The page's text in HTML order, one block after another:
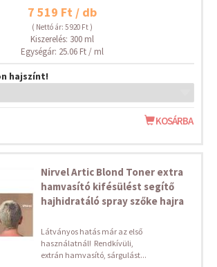
7 519 Ft / db
( Nettó ár: 5 920 Ft )
Kiszerelés: 300 ml
Egységár: 25.06 Ft / ml
hajszínt!
KOSÁRBA
Nirvel Artic Blond Toner extra
hamvasító kifésülést segítő
hajhidratáló spray szőke hajra
Látványos hatás már az első
használatnál! Rendkívüli,
extrán hamvasító, sárgulást...